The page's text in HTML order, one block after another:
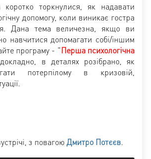
торкнулися, як надавати
допомогу, коли виникає гостра
Дана тема величезна, якщо ви
навчитися допомагати собі/іншим
програму - "Перша психологічна
в деталях розібрано, як
потерпілому в кризовій,
з повагоюДмитро Потєєв.